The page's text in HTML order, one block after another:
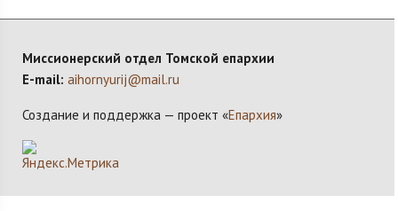
Миссионерский отдел Томской епархии
E-mail: aihornyurij@mail.ru
Создание и поддержка — проект «Епархия»